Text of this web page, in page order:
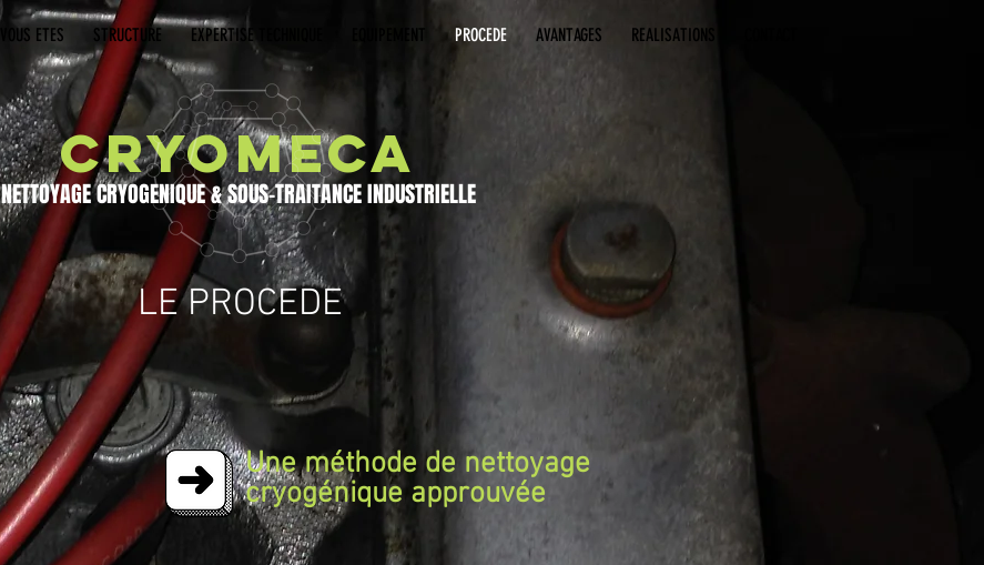
VOUS ETES STRUCTURE EXPERTISE TECHNIQUE EQUIPEMENT PROCEDE AVANTAGES REALISATIONS
NETTOYAGE CRYOGENIQUE & SOUS-TRAITANCE INDUSTRIELLE
CRYOMECA
LE PROCEDE
Une méthode de nettoyage
cryogénique approuvée